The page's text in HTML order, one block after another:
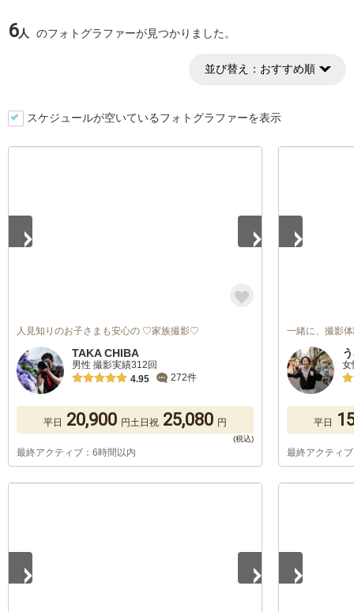
6人 のフォトグラファーが見つかりました。
並び替え： おすすめ順
スケジュールが空いているフォトグラファーを表示
人見知りのお子さまも安心の ♡家族撮影♡
TAKA CHIBA
男性 撮影実績312回
4.95
272件
平日 20,900 円土日祝 25,080 円
最終アクティブ：6時間以内
一緒に、撮影
女
平日
最終アクティ